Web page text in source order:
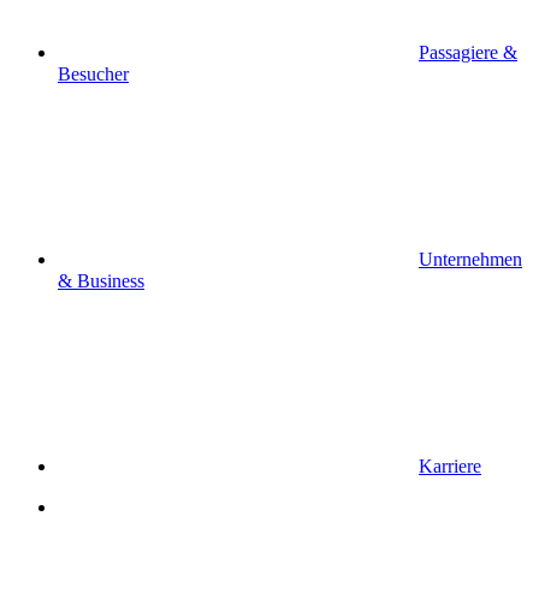
Passagiere &
Besucher
Unternehmen
& Business
Karriere